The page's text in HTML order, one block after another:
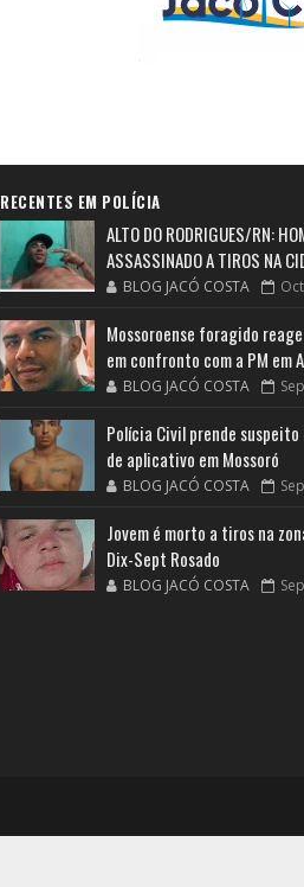
RECENTES EM POLÍCIA
ALTO DO RODRIGUES/RN:
ASSASSINADO A TIROS NA
BLOG JACÓ COSTA
Mossoroense foragido
em confronto com a PM em
BLOG JACÓ COSTA
Polícia Civil prende
de aplicativo em Mossoró
BLOG JACÓ COSTA
Jovem é morto a tiros na
Dix-Sept Rosado
BLOG JACÓ COSTA